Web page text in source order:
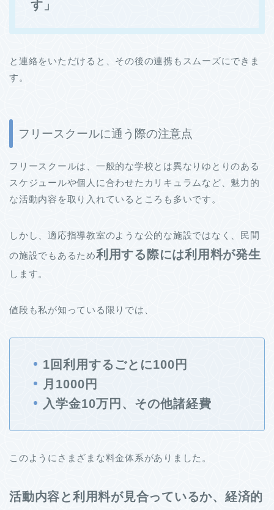
す」
と連絡をいただけると、その後の連携もスムーズにできま
す。
フリースクールに通う際の注意点
フリースクールは、一般的な学校とは異なりゆとりのある
スケジュールや個人に合わせたカリキュラムなど、魅力的
な活動内容を取り入れているところも多いです。
しかし、適応指導教室のような公的な施設ではなく、民間
の施設でもあるため利用する際には利用料が発生
します。
値段も私が知っている限りでは、
1回利用するごとに100円
月1000円
入学金10万円、その他諸経費
このようにさまざまな料金体系がありました。
活動内容と利用料が見合っているか、経済的